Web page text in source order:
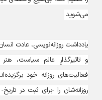
می‌شوید.
یادداشت‌ روزانه‌نویسی، عادت
و تاثیرگذارِ عالم سیاست،
فعالیت‌های روزانه خود
روزانه‌شان را -‌برای ثبت در